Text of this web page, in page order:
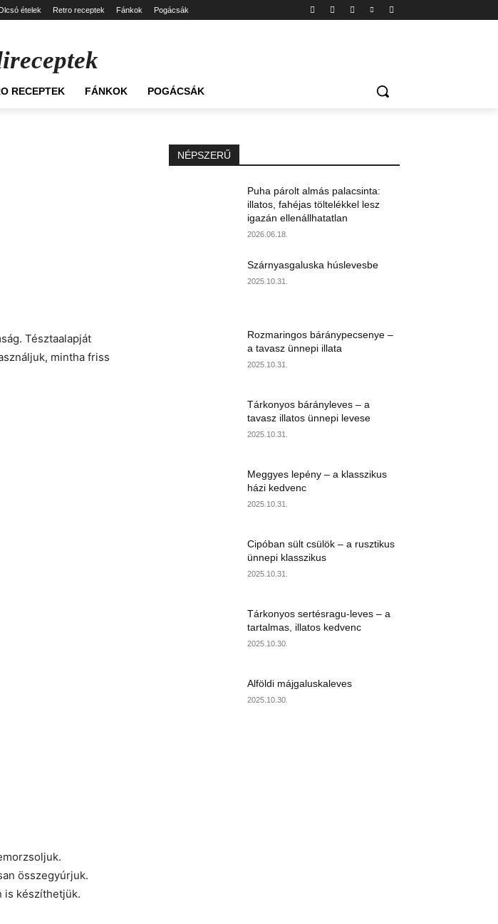
ételek Retro receptek Fánkok Pogácsák
RECEPTEK FÁNKOK POGÁCSÁK
Tésztaalapját
mintha friss
összegyúrjuk.
is készíthetjük.
NÉPSZERŰ
Puha párolt almás palacsinta:
illatos, fahéjas töltelékkel lesz
igazán ellenállhatatlan
2026.06.18.
Szárnyasgaluska húslevesbe
2025.10.31.
Rozmaringos báránypecsenye –
a tavasz ünnepi illata
2025.10.31.
Tárkonyos bárányleves – a
tavasz illatos ünnepi levese
2025.10.31.
Meggyes lepény – a klasszikus
házi kedvenc
2025.10.31.
Cipóban sült csülök – a rusztikus
ünnepi klasszikus
2025.10.31.
Tárkonyos sertésragu-leves – a
tartalmas, illatos kedvenc
2025.10.30.
Alföldi májgaluskaleves
2025.10.30.